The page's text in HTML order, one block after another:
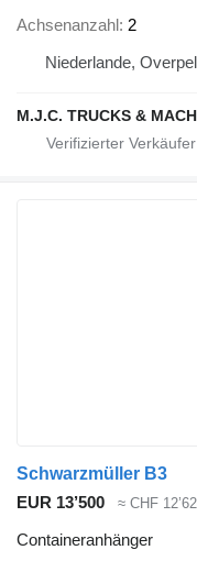
Achsenanzahl 2
Niederlande,
M.J.C. TRUCKS &
Schwarzmüller B3
EUR 13’500
≈ CHF
Containeranhänger